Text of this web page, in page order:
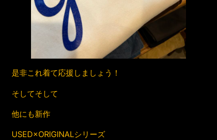
是非これ着て応援しましょう！
そしてそして
他にも新作
USED×ORIGINALシリーズ